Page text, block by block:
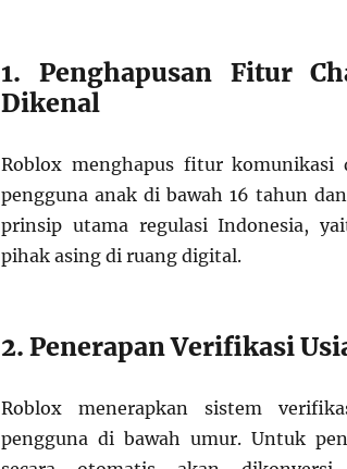
1. Penghapusan Fitur
Dikenal
Roblox menghapus fitur
pengguna anak di bawah 16 tahun
prinsip utama regulasi Indonesia,
pihak asing di ruang digital.
2. Penerapan Verifikasi
Roblox menerapkan sistem
pengguna di bawah umur. Untuk